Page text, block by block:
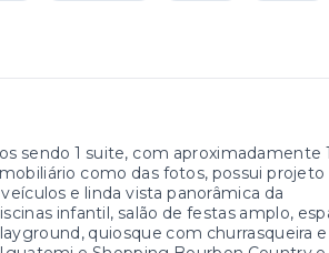
sendo 1 suite, com aproximadamente
como das fotos, possui projeto
e linda vista panorâmica da
infantil, salão de festas amplo,
quiosque com churrasqueira